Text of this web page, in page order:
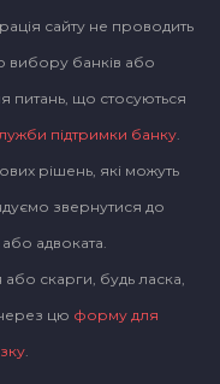
сайту не проводить
вибору банків або
питань, що стосуються
підтримки банку.
рішень, які можуть
звернутися до
адвоката.
скарги, будь ласка,
через цю форму для
.